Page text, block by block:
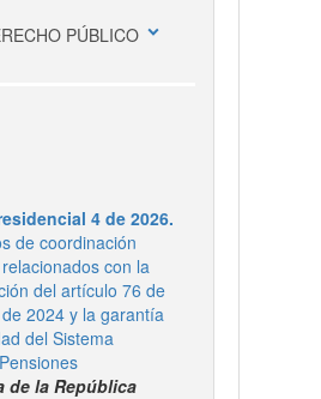
PÚBLICO expand_more
4 de 2026.
de coordinación
con la
del artículo 76 de
2024 y la garantía
del Sistema
de la República